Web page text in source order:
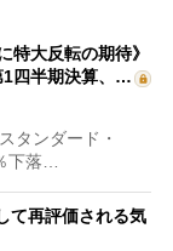
特大反転の期待》
1四半期決算、…
タンダード・
下落…
て再評価される気